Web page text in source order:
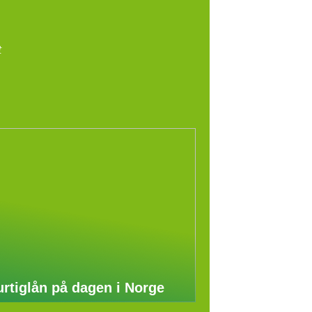
på dagen i Norge